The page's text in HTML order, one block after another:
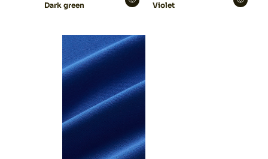
Dark green Violet